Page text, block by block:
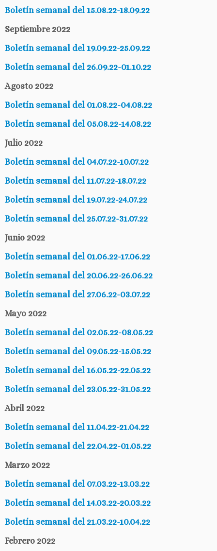
Boletín semanal del 15.08.22-18.09.22
Septiembre 2022
Boletín semanal del 19.09.22-25.09.22
Boletín semanal del 26.09.22-01.10.22
Agosto 2022
Boletín semanal del 01.08.22-04.08.22
Boletín semanal del 05.08.22-14.08.22
Julio 2022
Boletín semanal del 04.07.22-10.07.22
Boletín semanal del 11.07.22-18.07.22
Boletín semanal del 19.07.22-24.07.22
Boletín semanal del 25.07.22-31.07.22
Junio 2022
Boletín semanal del 01.06.22-17.06.22
Boletín semanal del 20.06.22-26.06.22
Boletín semanal del 27.06.22-03.07.22
Mayo 2022
Boletín semanal del 02.05.22-08.05.22
Boletín semanal del 09.05.22-15.05.22
Boletín semanal del 16.05.22-22.05.22
Boletín semanal del 23.05.22-31.05.22
Abril 2022
Boletín semanal del 11.04.22-21.04.22
Boletín semanal del 22.04.22-01.05.22
Marzo 2022
Boletín semanal del 07.03.22-13.03.22
Boletín semanal del 14.03.22-20.03.22
Boletín semanal del 21.03.22-10.04.22
Febrero 2022